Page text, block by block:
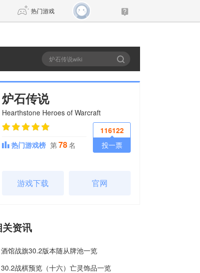
热门游戏
传奇4
炉石传说
Hearthstone Heroes of Warcraft
116122
投一票
热门游戏榜 第78名
游戏下载 官网
资讯
酒馆战旗30.2版本随从牌池一览
30.2战棋预览（十六）亡灵饰品一览